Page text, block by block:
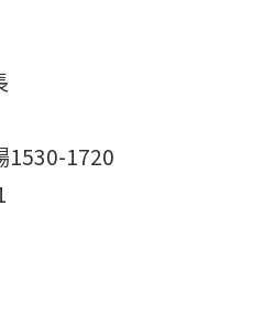
1530-1720